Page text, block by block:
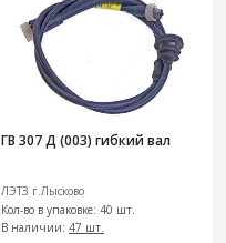
ГВ 307 Д (003) гибкий вал
ЛЭТЗ г.Лысково
Кол-во в упаковке: 40 шт.
В наличии: 47 шт.